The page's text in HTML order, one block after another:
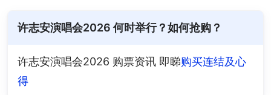
许志安演唱会2026 何时举行？如何抢购？
许志安演唱会2026 购票资讯 即睇购买连结及心
得